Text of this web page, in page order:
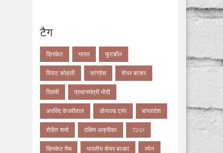
टैग
क्रिकेट भारत फुटबॉल
विराट कोहली कांग्रेस शेयर बाजार
दिल्ली प्रधानमंत्री मोदी
अरविंद केजरीवाल डोनाल्ड ट्रंप बांग्लादेश
रोहित शर्मा दक्षिण अफ्रीका T20I
क्रिकेट मैच भारतीय शेयर बाजार स्पेन